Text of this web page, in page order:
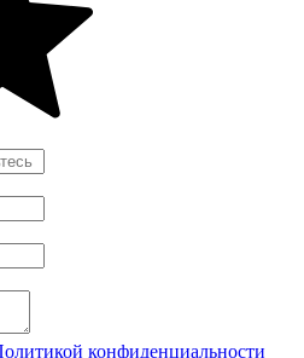
конфиденциальности